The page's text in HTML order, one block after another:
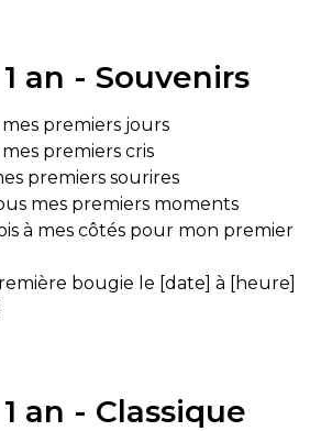
an - Souvenirs
premiers jours
premiers cris
premiers sourires
mes premiers moments
à mes côtés pour mon premier
bougie le [date] à [heure]
an - Classique